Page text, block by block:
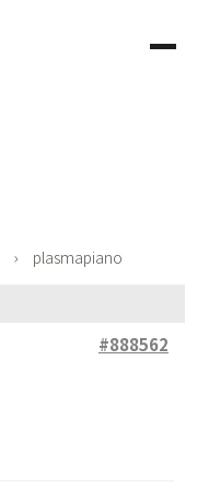
› plasmapiano
#888562